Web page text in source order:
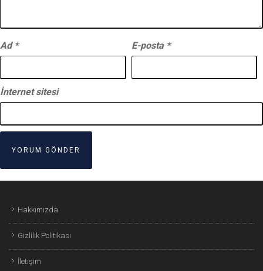
Ad * E-posta *
İnternet sitesi
Hakkımızda
Gizlilik Politikası
İletişim